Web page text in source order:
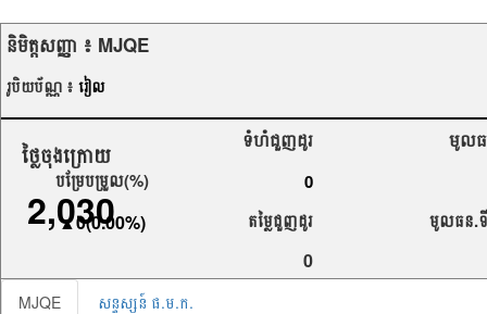
និមិត្ត​សញ្ញា​ ៖ MJQE
រូបិយប័ណ្ណ ៖ រៀល
ទំហំជួញដូរ មូលធ
ថ្លៃចុង​​ក្រោយ
បម្រែ​​បម្រួល(%) 0
2,030
▲0(0.00%) តម្លៃជួញដូរ មូលធន.ទី
0
MJQE សន្ទស្សន៍ ផ.ម.ក.